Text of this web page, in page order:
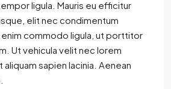
ligula. Mauris eu efficitur
elit nec condimentum
commodo ligula, ut porttitor
Ut vehicula velit nec lorem
sapien lacinia. Aenean